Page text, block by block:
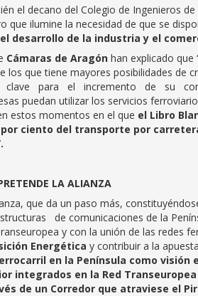
el decano del Colegio de Ingenieros de
que ilumine la necesidad de que se
desarrollo de la industria y el
Cámaras de Aragón han explicado
los que tiene mayores posibilidades de
clave para el incremento de su
puedan utilizar los servicios
estos momentos en el que el Libro
por ciento del transporte por
LA ALIANZA
que da un paso más,
de comunicaciones de la
y con la unión de las redes
Energética y contribuir a la
en la Península como visión
integrados en la Red Transeuropea
de un Corredor que atraviese el